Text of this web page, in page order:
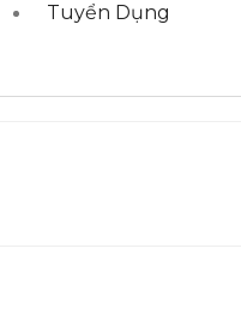
Tuyển Dụng